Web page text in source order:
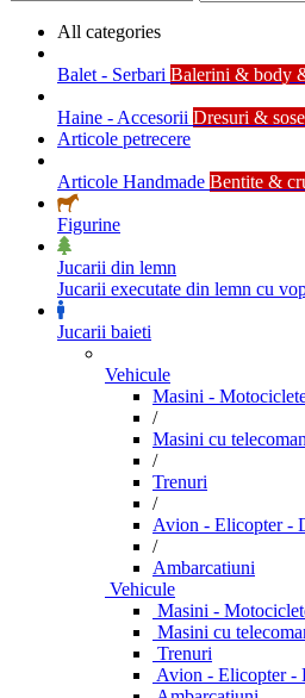
All categories
Balet - Serbari Balerini & body
Haine - Accesorii Dresuri &
Articole petrecere
Articole Handmade Bentite &
Figurine
Jucarii din lemn
Jucarii executate din lemn cu
Jucarii baieti
Vehicule
Masini -
/
Masini cu
/
Trenuri
/
Avion - Elicopter -
/
Ambarcatiuni
Vehicule
Masini -
Masini cu
Trenuri
Avion - Elicopter -